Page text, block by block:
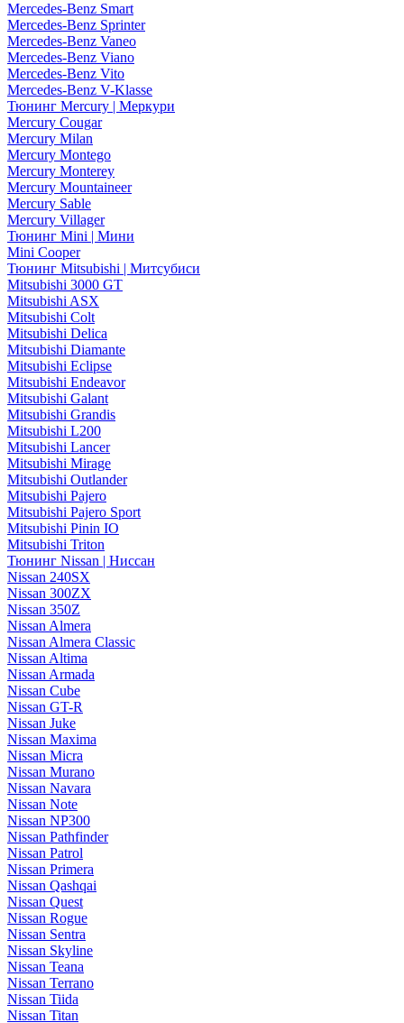
Mercedes-Benz Smart
Mercedes-Benz Sprinter
Mercedes-Benz Vaneo
Mercedes-Benz Viano
Mercedes-Benz Vito
Mercedes-Benz V-Klasse
Тюнинг Mercury | Меркури
Mercury Cougar
Mercury Milan
Mercury Montego
Mercury Monterey
Mercury Mountaineer
Mercury Sable
Mercury Villager
Тюнинг Mini | Мини
Mini Cooper
Тюнинг Mitsubishi | Митсубиси
Mitsubishi 3000 GT
Mitsubishi ASX
Mitsubishi Colt
Mitsubishi Delica
Mitsubishi Diamante
Mitsubishi Eclipse
Mitsubishi Endeavor
Mitsubishi Galant
Mitsubishi Grandis
Mitsubishi L200
Mitsubishi Lancer
Mitsubishi Mirage
Mitsubishi Outlander
Mitsubishi Pajero
Mitsubishi Pajero Sport
Mitsubishi Pinin IO
Mitsubishi Triton
Тюнинг Nissan | Ниссан
Nissan 240SX
Nissan 300ZX
Nissan 350Z
Nissan Almera
Nissan Almera Classic
Nissan Altima
Nissan Armada
Nissan Cube
Nissan GT-R
Nissan Juke
Nissan Maxima
Nissan Micra
Nissan Murano
Nissan Navara
Nissan Note
Nissan NP300
Nissan Pathfinder
Nissan Patrol
Nissan Primera
Nissan Qashqai
Nissan Quest
Nissan Rogue
Nissan Sentra
Nissan Skyline
Nissan Teana
Nissan Terrano
Nissan Tiida
Nissan Titan